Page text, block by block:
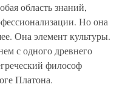
область знаний,
Но она
Она элемент культуры.
с одного древнего
философ
Платона.